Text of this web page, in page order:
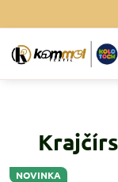
NOVINKA